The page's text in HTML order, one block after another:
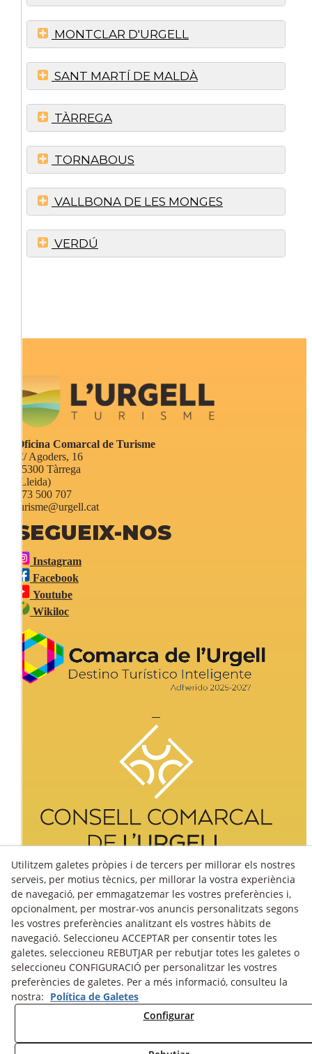
MONTCLAR D'URGELL
SANT MARTÍ DE MALDÀ
TÀRREGA
TORNABOUS
VALLBONA DE LES MONGES
VERDÚ
Oficina Comarcal de Turisme
C/ Agoders, 16
25300 Tàrrega
(Lleida)
973 500 707
turisme@urgell.cat
SEGUEIX-NOS
Instagram
Facebook
Youtube
Wikiloc
Avís Legal Política Cookies
Utilitzem galetes pròpies i de tercers per millorar els nostres
serveis, per motius tècnics, per millorar la vostra experiència
de navegació, per emmagatzemar les vostres preferències i,
opcionalment, per mostrar-vos anuncis personalitzats segons
les vostres preferències analitzant els vostres hàbits de
navegació. Seleccioneu ACCEPTAR per consentir totes les
galetes, seleccioneu REBUTJAR per rebutjar totes les galetes o
seleccioneu CONFIGURACIÓ per personalitzar les vostres
preferències de galetes. Per a més informació, consulteu la
nostra: Política de Galetes
Configurar